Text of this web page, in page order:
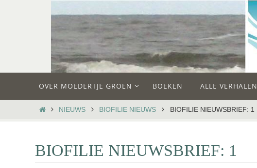
de
OVER MOEDERTJE GROEN BOEKEN ALLE VERHALEN
HOMENIEUWS BIOFILIE NIEUWS BIOFILIE NIEUWSBRIEF: 1
BIOFILIE NIEUWSBRIEF: 1